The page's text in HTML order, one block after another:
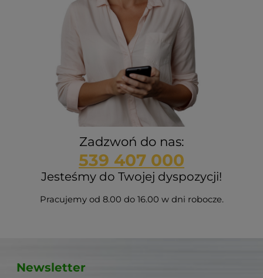
Zadzwoń do nas:
539 407 000
Jesteśmy do Twojej dyspozycji!
Pracujemy od 8.00 do 16.00 w dni robocze.
Newsletter